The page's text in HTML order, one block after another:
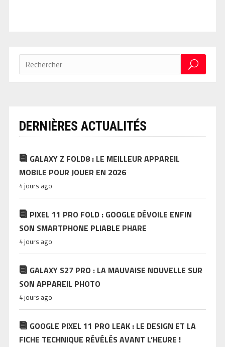
DERNIÈRES ACTUALITÉS
GALAXY Z FOLD8 : LE MEILLEUR APPAREIL
MOBILE POUR JOUER EN 2026
4 jours ago
PIXEL 11 PRO FOLD : GOOGLE DÉVOILE ENFIN
SON SMARTPHONE PLIABLE PHARE
4 jours ago
GALAXY S27 PRO : LA MAUVAISE NOUVELLE SUR
SON APPAREIL PHOTO
4 jours ago
GOOGLE PIXEL 11 PRO LEAK : LE DESIGN ET LA
FICHE TECHNIQUE RÉVÉLÉS AVANT L’HEURE !